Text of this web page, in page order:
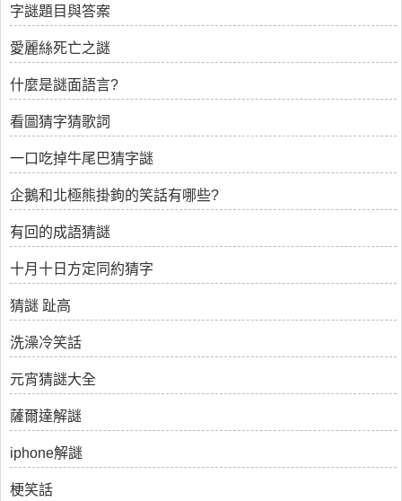
字謎題目與答案
愛麗絲死亡之謎
什麼是謎面語言?
看圖猜字猜歌詞
一口吃掉牛尾巴猜字謎
企鵝和北極熊掛鉤的笑話有哪些?
有回的成語猜謎
十月十日方定同約猜字
猜謎 趾高
洗澡冷笑話
元宵猜謎大全
薩爾達解謎
iphone解謎
梗笑話